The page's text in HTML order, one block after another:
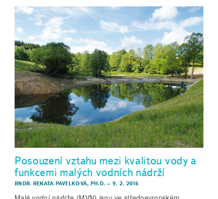
Posouzení vztahu mezi kvalitou vody a
funkcemi malých vodních nádrží
RNDR. RENATA PAVELKOVÁ, PH.D. – 9. 2. 2016